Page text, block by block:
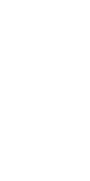
на основе 0 оценок
на основе 0 оценок